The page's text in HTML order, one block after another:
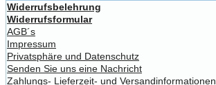
Widerrufsbelehrung
Widerrufsformular
AGB´s
Impressum
Privatsphäre und Datenschutz
Senden Sie uns eine Nachricht
Zahlungs- Lieferzeit- und Versandinformationen